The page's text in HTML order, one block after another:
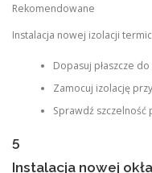
Rekomendowane
Instalacja nowej izolacji
Dopasuj płaszcze
Zamocuj izolację
Sprawdź szczelność
5
Instalacja nowej